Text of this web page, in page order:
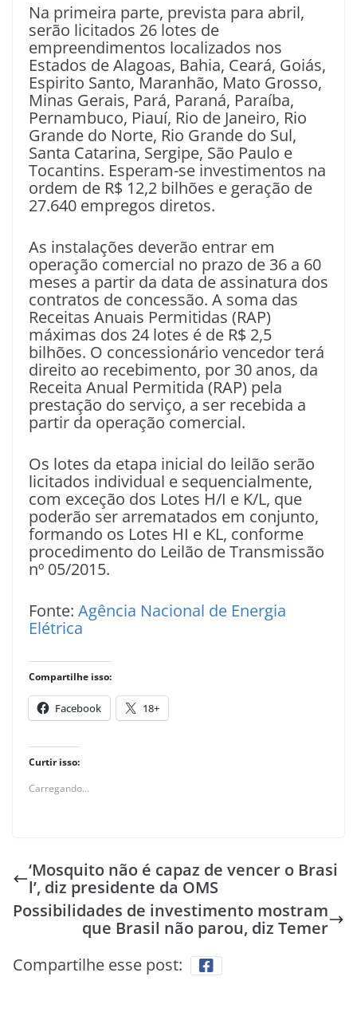
Na primeira parte, prevista para abril,
serão licitados 26 lotes de
empreendimentos localizados nos
Estados de Alagoas, Bahia, Ceará, Goiás,
Espirito Santo, Maranhão, Mato Grosso,
Minas Gerais, Pará, Paraná, Paraíba,
Pernambuco, Piauí, Rio de Janeiro, Rio
Grande do Norte, Rio Grande do Sul,
Santa Catarina, Sergipe, São Paulo e
Tocantins. Esperam-se investimentos na
ordem de R$ 12,2 bilhões e geração de
27.640 empregos diretos.
As instalações deverão entrar em
operação comercial no prazo de 36 a 60
meses a partir da data de assinatura dos
contratos de concessão. A soma das
Receitas Anuais Permitidas (RAP)
máximas dos 24 lotes é de R$ 2,5
bilhões. O concessionário vencedor terá
direito ao recebimento, por 30 anos, da
Receita Anual Permitida (RAP) pela
prestação do serviço, a ser recebida a
partir da operação comercial.
Os lotes da etapa inicial do leilão serão
licitados individual e sequencialmente,
com exceção dos Lotes H/I e K/L, que
poderão ser arrematados em conjunto,
formando os Lotes HI e KL, conforme
procedimento do Leilão de Transmissão
nº 05/2015.
Fonte: Agência Nacional de Energia
Elétrica
Compartilhe isso:
Facebook 18+
Curtir isso:
Carregando...
‘Mosquito não é capaz de vencer o Brasi
l’, diz presidente da OMS
Possibilidades de investimento mostram
que Brasil não parou, diz Temer
Compartilhe esse post: